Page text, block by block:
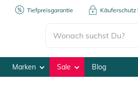
Tiefpreisgarantie Käuferschutz
Marken Sale Blog